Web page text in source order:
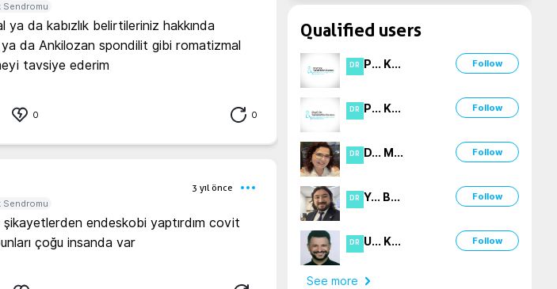
Sendromu
ya da kabızlık belirtileriniz hakkında
da Ankilozan spondilit gibi romatizmal
tavsiye ederim
0 0
3 yıl önce
Sendromu
endeskobi yaptırdım covit
çoğu insanda var
Qualified users
DR P... K... Follow
DR P... K... Follow
DR D... M... Follow
DR Y... B... Follow
DR U... K... Follow
See more